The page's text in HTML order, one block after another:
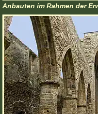
Anbauten im Rahmen der